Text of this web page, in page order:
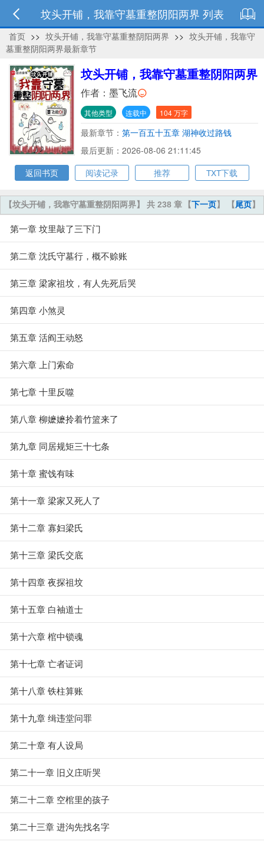
坟头开铺，我靠守墓重整阴阳两界 列表
首页 >> 坟头开铺，我靠守墓重整阴阳两界 >> 坟头开铺，我靠守
墓重整阴阳两界最新章节
坟头开铺，我靠守墓重整阴阳两界
作者： 墨飞流
其他类型 连载中 104 万字
最新章节： 第一百五十五章 湖神收过路钱
最后更新：2026-08-06 21:11:45
返回书页
阅读记录 推荐 TXT下载
【下一页】 【尾页】
【坟头开铺，我靠守墓重整阴阳两界】 共 238 章
第一章 坟里敲了三下门
第二章 沈氏守墓行，概不赊账
第三章 梁家祖坟，有人先死后哭
第四章 小煞灵
第五章 活阎王动怒
第六章 上门索命
第七章 十里反噬
第八章 柳嬷嬷拎着竹篮来了
第九章 同居规矩三十七条
第十章 蜜饯有味
第十一章 梁家又死人了
第十二章 寡妇梁氏
第十三章 梁氏交底
第十四章 夜探祖坟
第十五章 白袖道士
第十六章 棺中锁魂
第十七章 亡者证词
第十八章 铁柱算账
第十九章 缉违堂问罪
第二十章 有人设局
第二十一章 旧义庄听哭
第二十二章 空棺里的孩子
第二十三章 进沟先找名字